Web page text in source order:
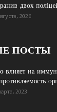
двох
2026
ПОСТЫ
влияет на
2023